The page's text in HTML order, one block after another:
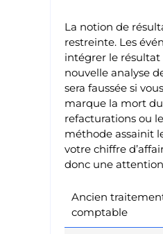
La notion de
restreinte. Les
intégrer le
nouvelle analyse
sera faussée si
marque la mort du
refacturations ou
méthode assainit
votre chiffre
donc une
Ancien
comptable